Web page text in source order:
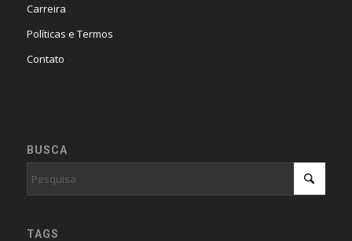
Carreira
Políticas e Termos
Contato
BUSCA
TAGS